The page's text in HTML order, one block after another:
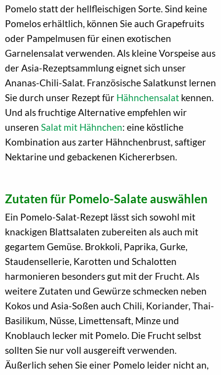
Pomelo statt der hellfleischigen Sorte. Sind keine
Pomelos erhältlich, können Sie auch Grapefruits
oder Pampelmusen für einen exotischen
Garnelensalat verwenden. Als kleine Vorspeise aus
der Asia-Rezeptsammlung eignet sich unser
Ananas-Chili-Salat. Französische Salatkunst lernen
Sie durch unser Rezept für Hähnchensalat kennen.
Und als fruchtige Alternative empfehlen wir
unseren Salat mit Hähnchen: eine köstliche
Kombination aus zarter Hähnchenbrust, saftiger
Nektarine und gebackenen Kichererbsen.
Zutaten für Pomelo-Salate auswählen
Ein Pomelo-Salat-Rezept lässt sich sowohl mit
knackigen Blattsalaten zubereiten als auch mit
gegartem Gemüse. Brokkoli, Paprika, Gurke,
Staudensellerie, Karotten und Schalotten
harmonieren besonders gut mit der Frucht. Als
weitere Zutaten und Gewürze schmecken neben
Kokos und Asia-Soßen auch Chili, Koriander, Thai-
Basilikum, Nüsse, Limettensaft, Minze und
Knoblauch lecker mit Pomelo. Die Frucht selbst
sollten Sie nur voll ausgereift verwenden.
Äußerlich sehen Sie einer Pomelo leider nicht an,